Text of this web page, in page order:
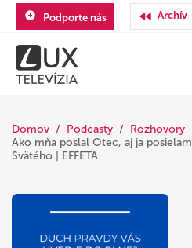
Podporte nás Archív
Domov Podcasty
Rozhovory
Ako mňa poslal Otec, aj ja
Svätého | EFFETA